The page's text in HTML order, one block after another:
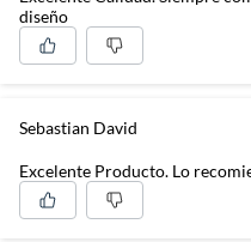
Número de piezas
Capacidad
diseño
Sebastian David
Excelente Producto. Lo